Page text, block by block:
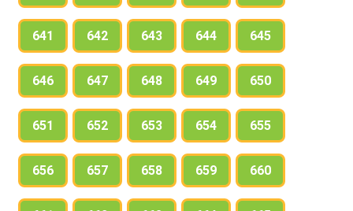
641 642 643 644 645
646 647 648 649 650
651 652 653 654 655
656 657 658 659 660